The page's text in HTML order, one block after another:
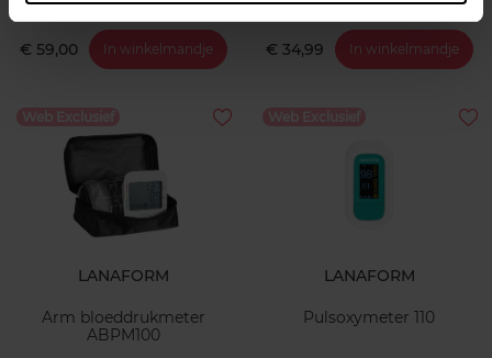
€ 59,00 In winkelmandje € 34,99 In winkelmandje
LANAFORM
Arm bloeddrukmeter
ABPM100
LANAFORM
Pulsoxymeter 110